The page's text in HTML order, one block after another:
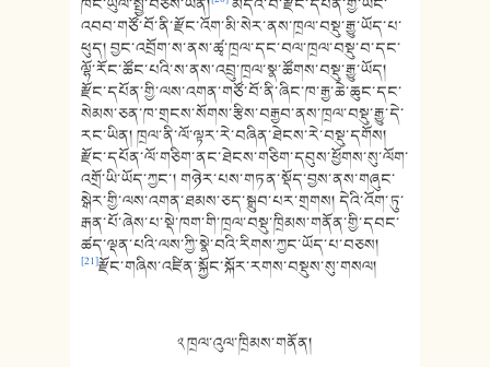
འབབ་གཙོ་བོ་ནི་རྫོང་འོག་མི་སེར་ནས་ཁྲལ་བསྡུ་རྒྱུ་ཡོད་པ་
ཕུད། བྱང་འབྲོག་ས་ནས་ཚྭ་ཁྲལ་དང་བལ་ཁྲལ་བསྡུ་བ་དང་
ལྷོ་རོང་ཚོང་པའི་ས་ནས་འབྲུ་ཁྲལ་སྣ་ཚོགས་བསྡུ་རྒྱུ་ཡོད།
རྫོང་དཔོན་གྱི་ལས་འགན་གཙོ་བོ་ནི་ཞིང་ཁ་རྒྱ་ཆེ་ཆུང་དང་
སེམས་ཅན་ཁ་གྲངས་སོགས་རྩིས་བརྒྱབ་ནས་ཁྲལ་བསྡུ་རྒྱུ་དེ་
རང་ཡིན། ཁྲལ་ནི་ལོ་ལྟར་རེ་བཞིན་ཐེངས་རེ་བསྡུ་དགོས།
རྫོང་དཔོན་ལོ་གཅིག་ནང་ཐེངས་གཅིག་དབུས་ཕྱོགས་སུ་ལོག་
འགྲོ་ཡི་ཡོད་ཀྱང་། གཉེར་པས་གཏན་སྡོད་བྱས་ནས་གཞུང་
སྒེར་གྱི་ལས་འགན་ཐམས་ཅད་སྒྲུབ་པར་གྲགས། དེའི་འོག་ཏུ་
རྒན་པོ་ཞེས་པ་སྡེ་ཁག་གི་ཁྲལ་བསྡུ་ཁྲིམས་གནོན་གྱི་དབང་
ཚད་ལྡན་པའི་ལས་ཀྱི་སྣེ་བའི་རིགས་ཀྱང་ཡོད་པ་བཅས།
[21]རྫོང་གཞིས་འཛིན་སྐྱོང་སྐོར་རགས་བསྡུས་སུ་གསལ།
༢ ཁྲལ་འུལ་ཁྲིམས་གནོན།